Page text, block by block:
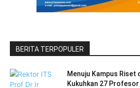
BERITA TERPOPULER
Menuju Kampus Riset
Kukuhkan 27